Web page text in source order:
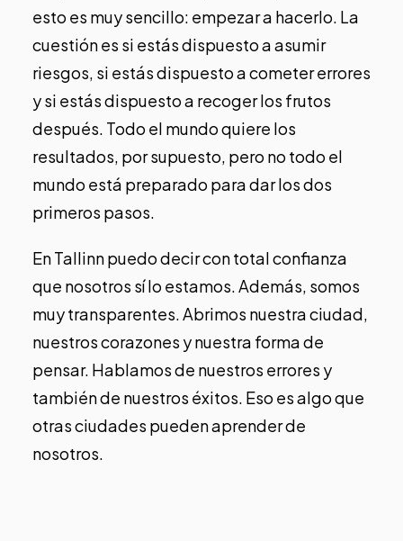
esto es muy sencillo: empezar a hacerlo. La
cuestión es si estás dispuesto a asumir
riesgos, si estás dispuesto a cometer errores
y si estás dispuesto a recoger los frutos
después. Todo el mundo quiere los
resultados, por supuesto, pero no todo el
mundo está preparado para dar los dos
primeros pasos.
En Tallinn puedo decir con total confianza
que nosotros sí lo estamos. Además, somos
muy transparentes. Abrimos nuestra ciudad,
nuestros corazones y nuestra forma de
pensar. Hablamos de nuestros errores y
también de nuestros éxitos. Eso es algo que
otras ciudades pueden aprender de
nosotros.